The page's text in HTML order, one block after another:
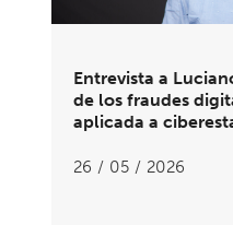
Entrevista a
de los fraudes
aplicada a
26 / 05 / 2026